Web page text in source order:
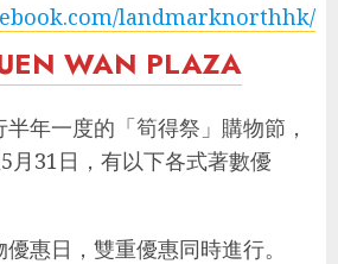
landmarknorthhk/
WAN PLAZA
年一度的「筍得祭」購物節，
月31日，有以下各式著數優
惠日，雙重優惠同時進行。